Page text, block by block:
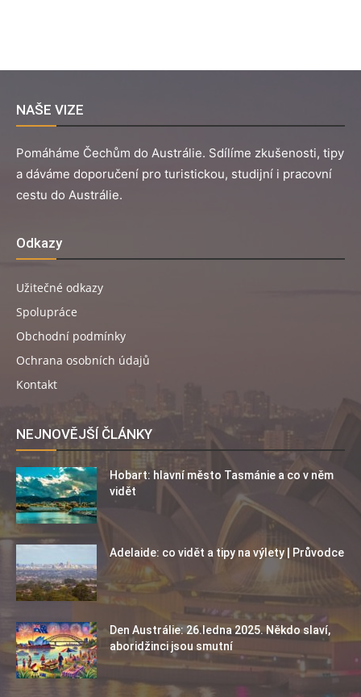
NAŠE VIZE
Pomáháme Čechům do Austrálie. Sdílíme zkušenosti, tipy
a dáváme doporučení pro turistickou, studijní i pracovní
cestu do Austrálie.
Odkazy
Užitečné odkazy
Spolupráce
Obchodní podmínky
Ochrana osobních údajů
Kontakt
NEJNOVĚJŠÍ ČLÁNKY
Hobart: hlavní město Tasmánie a co v něm
vidět
Adelaide: co vidět a tipy na výlety | Průvodce
Den Austrálie: 26.ledna 2025. Někdo slaví,
aboridžinci jsou smutní